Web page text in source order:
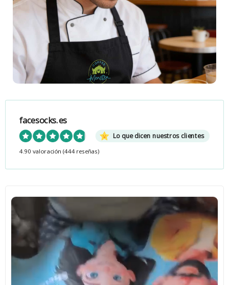
facesocks.es
Lo que dicen nuestros clientes
4.90 valoración (444 reseñas)